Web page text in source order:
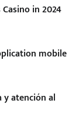
in 2024
mobile
y atención al